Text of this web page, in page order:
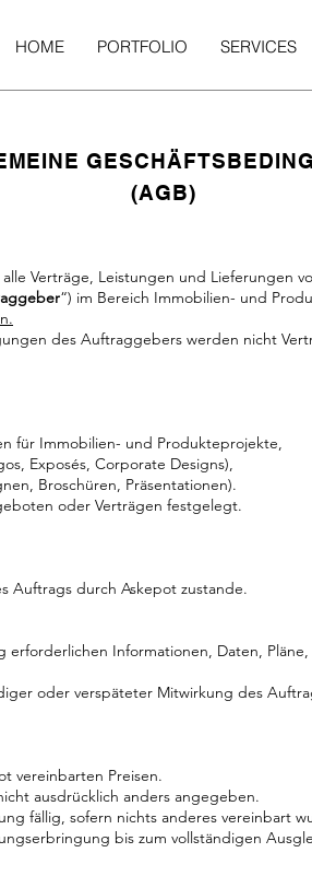
HOME PORTFOLIO SERVICES
(AGB)
Verträge, Leistungen und Lieferungen
“) im Bereich Immobilien- und
des Auftraggebers werden nicht
für Immobilien- und Produkteprojekte,
Exposés, Corporate Designs),
Broschüren, Präsentationen).
oder Verträgen festgelegt.
Auftrags durch Askepot zustande.
Informationen, Daten,
oder verspäteter Mitwirkung des
vereinbarten Preisen.
ausdrücklich anders angegeben.
fällig, sofern nichts anderes vereinbart
bis zum vollständigen